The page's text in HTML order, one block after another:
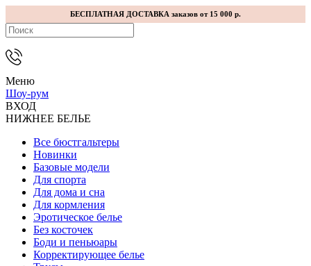
БЕСПЛАТНАЯ ДОСТАВКА заказов от 15 000 р.
Меню
Шоу-рум
ВХОД
НИЖНЕЕ БЕЛЬЕ
Все бюстгальтеры
Новинки
Базовые модели
Для спорта
Для дома и сна
Для кормления
Эротическое белье
Без косточек
Боди и пеньюары
Корректирующее белье